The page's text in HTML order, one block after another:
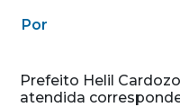
Por
Prefeito Helil
atendida